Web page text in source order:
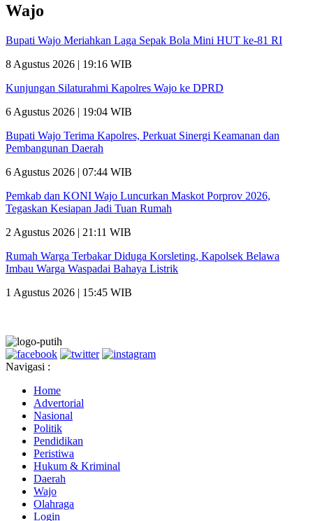
Wajo
Bupati Wajo Meriahkan Laga Sepak Bola Mini HUT ke-81 RI
8 Agustus 2026 | 19:16 WIB
Kunjungan Silaturahmi Kapolres Wajo ke DPRD
6 Agustus 2026 | 19:04 WIB
Bupati Wajo Terima Kapolres, Perkuat Sinergi Keamanan dan
Pembangunan Daerah
6 Agustus 2026 | 07:44 WIB
Pemkab dan KONI Wajo Luncurkan Maskot Porprov 2026,
Tegaskan Kesiapan Jadi Tuan Rumah
2 Agustus 2026 | 21:11 WIB
Rumah Warga Terbakar Diduga Korsleting, Kapolsek Belawa
Imbau Warga Waspadai Bahaya Listrik
1 Agustus 2026 | 15:45 WIB
Navigasi :
Home
Advertorial
Nasional
Politik
Pendidikan
Peristiwa
Hukum & Kriminal
Daerah
Wajo
Olahraga
Login